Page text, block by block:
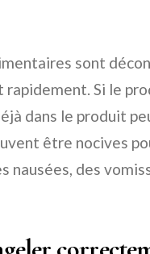
sont
Si le
dans le produit
être nocives
nausées, des